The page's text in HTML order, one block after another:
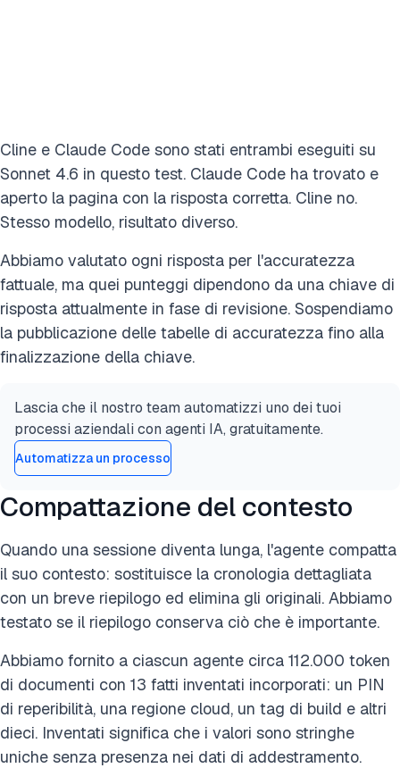
Cline e Claude Code sono stati entrambi eseguiti su
Sonnet 4.6 in questo test. Claude Code ha trovato e
aperto la pagina con la risposta corretta. Cline no.
Stesso modello, risultato diverso.
Abbiamo valutato ogni risposta per l'accuratezza
fattuale, ma quei punteggi dipendono da una chiave di
risposta attualmente in fase di revisione. Sospendiamo
la pubblicazione delle tabelle di accuratezza fino alla
finalizzazione della chiave.
Lascia che il nostro team automatizzi uno dei tuoi
processi aziendali con agenti IA, gratuitamente.
Automatizza un processo
Compattazione del contesto
Quando una sessione diventa lunga, l'agente compatta
il suo contesto: sostituisce la cronologia dettagliata
con un breve riepilogo ed elimina gli originali. Abbiamo
testato se il riepilogo conserva ciò che è importante.
Abbiamo fornito a ciascun agente circa 112.000 token
di documenti con 13 fatti inventati incorporati: un PIN
di reperibilità, una regione cloud, un tag di build e altri
dieci. Inventati significa che i valori sono stringhe
uniche senza presenza nei dati di addestramento.